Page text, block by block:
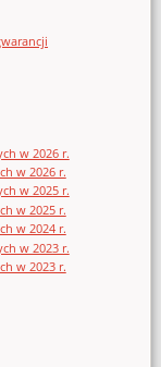
w 2026 r.
w 2026 r.
w 2025 r.
w 2025 r.
w 2024 r.
w 2023 r.
w 2023 r.